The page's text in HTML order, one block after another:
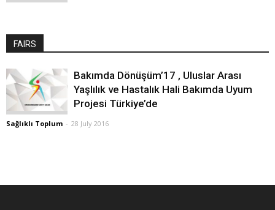
FAIRS
Bakımda Dönüşüm’17 , Uluslar Arası
Yaşlılık ve Hastalık Hali Bakımda Uyum
Projesi Türkiye’de
Sağlıklı Toplum - 28 July 2016